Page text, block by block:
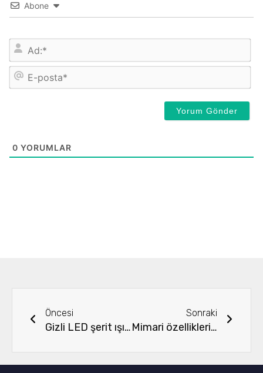
Abone
E-
0 YORUMLAR
Öncesi
Gizli LED şerit ışıkları evime nasıl kurabilirim?
Sonraki
Mimari özellikleri vurgulamak için gizli aydınlatma kullanılabilir mi?